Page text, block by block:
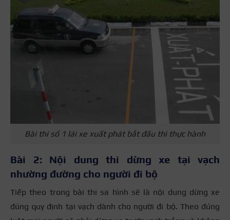
Bài thi số 1 lái xe xuất phát bắt đầu thi thực hành
Bài 2: Nội dung thi dừng xe tại vạch
nhường đường cho người đi bộ
Tiếp theo trong bài thi sa hình sẽ là nội dung dừng xe
đúng quy định tại vạch dành cho người đi bộ. Theo đúng